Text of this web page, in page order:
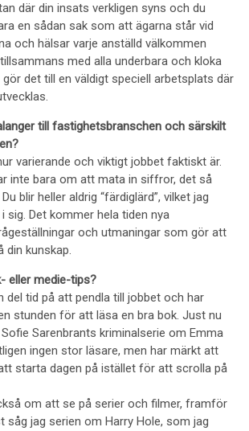
där din insats verkligen syns och du
en sådan sak som att ägarna står vid
och hälsar varje anställd välkommen
med alla underbara och kloka
det till en väldigt speciell arbetsplats där
till fastighetsbranschen och särskilt
varierande och viktigt jobbet faktiskt är.
inte bara om att mata in siffror, det så
blir heller aldrig “färdiglärd”, vilket jag
sig. Det kommer hela tiden nya
och utmaningar som gör att
din kunskap.
eller medie-tips?
del tid på att pendla till jobbet och har
stunden för att läsa en bra bok. Just nu
Sarenbrants kriminalserie om Emma
ingen stor läsare, men har märkt att
starta dagen på istället för att scrolla på
om att se på serier och filmer, framför
såg jag serien om Harry Hole, som jag